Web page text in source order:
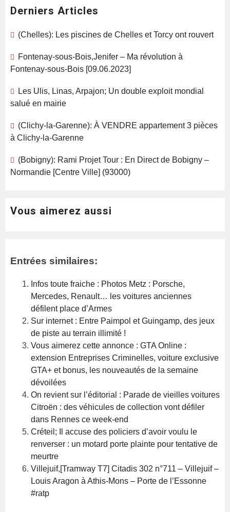
Derniers Articles
(Chelles): Les piscines de Chelles et Torcy ont rouvert
Fontenay-sous-Bois,Jenifer – Ma révolution à
Fontenay-sous-Bois [09.06.2023]
Les Ulis, Linas, Arpajon; Un double exploit mondial
salué en mairie
(Clichy-la-Garenne): À VENDRE appartement 3 pièces
à Clichy-la-Garenne
(Bobigny): Rami Projet Tour : En Direct de Bobigny –
Normandie [Centre Ville] (93000)
Vous aimerez aussi
Entrées similaires:
Infos toute fraiche : Photos Metz : Porsche,
Mercedes, Renault… les voitures anciennes
défilent place d’Armes
Sur internet : Entre Paimpol et Guingamp, des jeux
de piste au terrain illimité !
Vous aimerez cette annonce : GTA Online :
extension Entreprises Criminelles, voiture exclusive
GTA+ et bonus, les nouveautés de la semaine
dévoilées
On revient sur l’éditorial : Parade de vieilles voitures
Citroën : des véhicules de collection vont défiler
dans Rennes ce week-end
Créteil; Il accuse des policiers d’avoir voulu le
renverser : un motard porte plainte pour tentative de
meurtre
Villejuif,[Tramway T7] Citadis 302 n°711 – Villejuif –
Louis Aragon à Athis-Mons – Porte de l’Essonne
#ratp